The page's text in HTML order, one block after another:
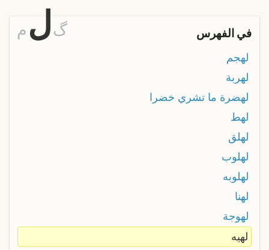
في الفهرس گل م
لهجم
لهربة
لهضرة ما تشري خضرا
لهط
لهلق
لهلوب
لهلوبه
لهنا
لهوجة
لهيه